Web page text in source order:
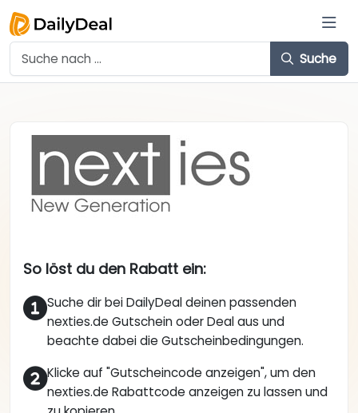
Suche
So löst du den Rabatt ein:
Suche dir bei DailyDeal deinen passenden
nexties.de Gutschein oder Deal aus und
beachte dabei die Gutscheinbedingungen.
Klicke auf "Gutscheincode anzeigen", um den
nexties.de Rabattcode anzeigen zu lassen und